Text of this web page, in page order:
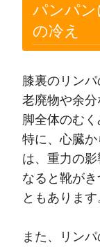
パンパ
の冷え
膝裏のリン
老廃物や余分
脚全体のむく
特に、心臓
は、重力の
なると靴が
ともあります
また、リン